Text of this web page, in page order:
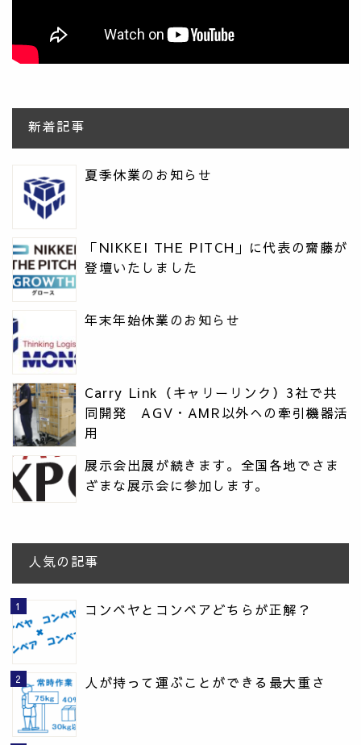
新着記事
夏季休業のお知らせ
「NIKKEI THE PITCH」に代表の齋藤が
登壇いたしました
年末年始休業のお知らせ
Carry Link（キャリーリンク）3社で共
同開発 AGV・AMR以外への牽引機器活
用
展示会出展が続きます。全国各地でさま
ざまな展示会に参加します。
人気の記事
コンベヤとコンベアどちらが正解？
人が持って運ぶことができる最大重さ